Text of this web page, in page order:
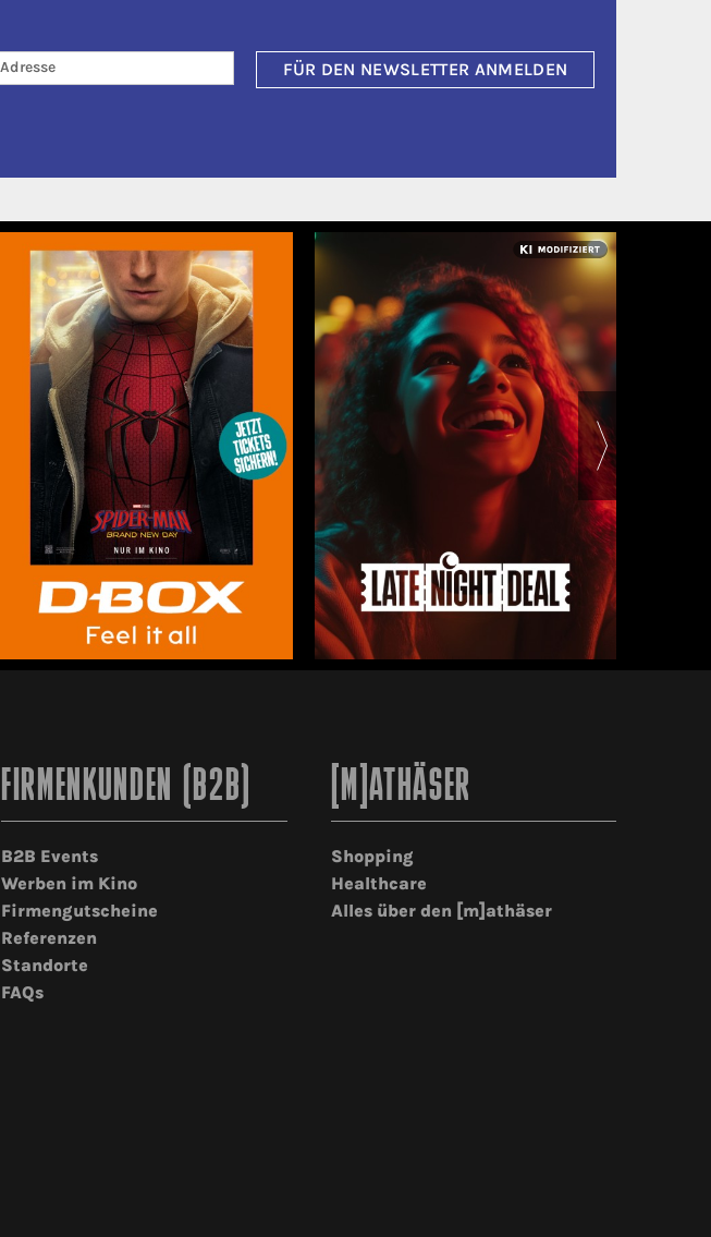
FÜR DEN NEWSLETTER ANMELDEN
FIRMENKUNDEN (B2B)
B2B Events
Werben im Kino
Firmengutscheine
Referenzen
Standorte
FAQs
[M]ATHÄSER
Shopping
Healthcare
Alles über den [m]athäser